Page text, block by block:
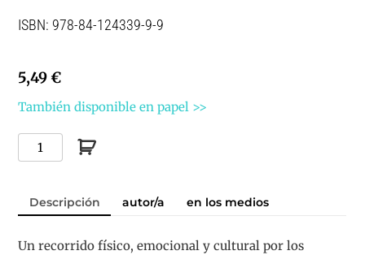
ISBN: 978-84-124339-9-9
5,49 €
También disponible en papel >>
pureza
ebook
Descripción autor/a en los medios
Un recorrido físico, emocional y cultural por los